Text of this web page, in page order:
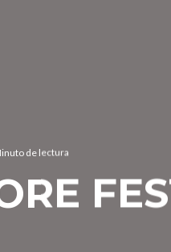
de lectura